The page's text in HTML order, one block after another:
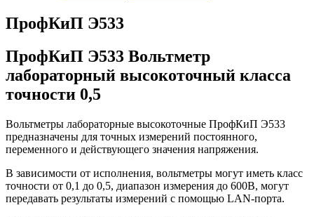
ПрофКиП Э533
ПрофКиП Э533 Вольтметр
лабораторный высокоточный класса
точности 0,5
Вольтметры лабораторные высокоточные ПрофКиП Э533
предназначены для точных измерений постоянного,
переменного и действующего значения напряжения.
В зависимости от исполнения, вольтметры могут иметь класс
точности от 0,1 до 0,5, диапазон измерения до 600В, могут
передавать результаты измерений с помощью LAN-порта.